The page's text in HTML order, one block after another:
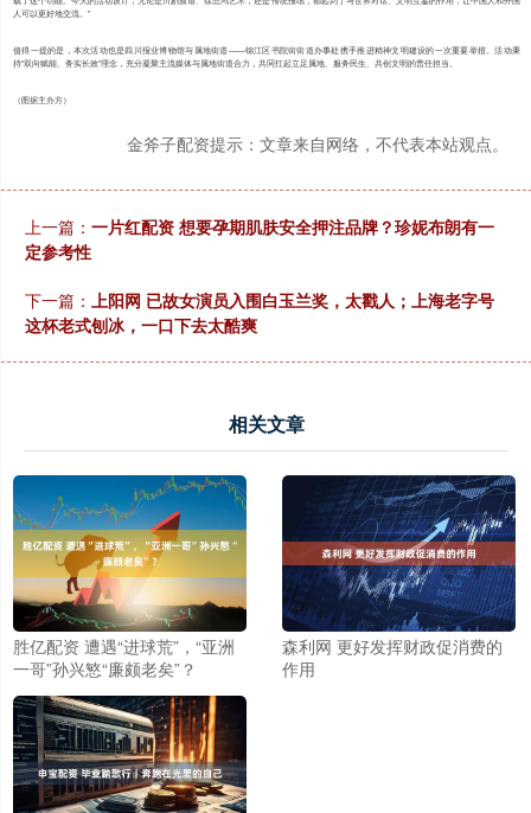
人可以更好地交流。”
值得一提的是，本次活动也是四川报业博物馆与属地街道——锦江区书院街街道办事处携手推进精神文明建设的一次重要举措。活动秉
持“双向赋能、务实长效”理念，充分凝聚主流媒体与属地街道合力，共同扛起立足属地、服务民生、共创文明的责任担当。
（图据主办方）
金斧子配资提示：文章来自网络，不代表本站观点。
上一篇： 一片红配资 想要孕期肌肤安全押注品牌？珍妮布朗有一
定参考性
下一篇： 上阳网 已故女演员入围白玉兰奖，太戳人；上海老字号
这杯老式刨冰，一口下去太酷爽
相关文章
胜亿配资 遭遇“进球荒”，“亚洲
一哥”孙兴慜“廉颇老矣”？
森利网 更好发挥财政促消费的
作用